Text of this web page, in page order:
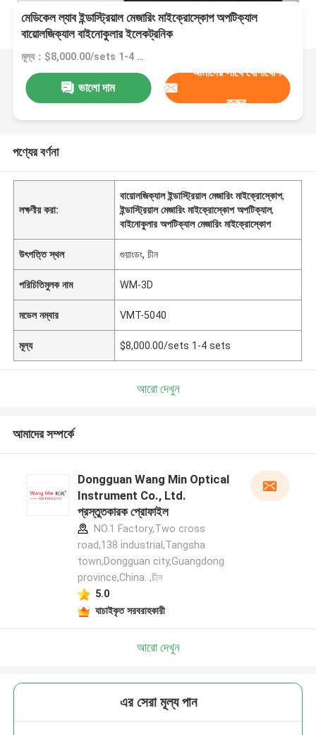
মেডিকেল ল্যাব ইন্ডাস্ট্রিয়াল মেজারিং মাইক্রোস্কোপ অপটিক্যাল
বায়োলজিক্যাল বাইনোকুলার ইলেকট্রনিক
মূল্য：$8,000.00/sets 1-4 sets
ভালো দাম
আমাদের সাথে যোগাযোগ
করুন
পণ্যের বর্ণনা
লক্ষণীয় করা:
বায়োলজিক্যাল ইন্ডাস্ট্রিয়াল মেজারিং মাইক্রোস্কোপ,
ইন্ডাস্ট্রিয়াল মেজারিং মাইক্রোস্কোপ অপটিক্যাল,
বাইনোকুলার অপটিক্যাল মেজারিং মাইক্রোস্কোপ
উৎপত্তি স্থল গুয়াংডং, চীন
পরিচিতিমুলক নাম WM-3D
মডেল নম্বার VMT-5040
মূল্য $8,000.00/sets 1-4 sets
আরো দেখুন
আমাদের সম্পর্কে
Dongguan Wang Min Optical
Instrument Co., Ltd.
প্রস্তুতকারক প্রোফাইল
NO.1 Factory,Two cross
road,138 industrial,Tangsha
town,Dongguan city,Guangdong
province,China. ,চীন
5.0
যাচাইকৃত সরবরাহকারী
আরো দেখুন
এর সেরা মূল্য পান